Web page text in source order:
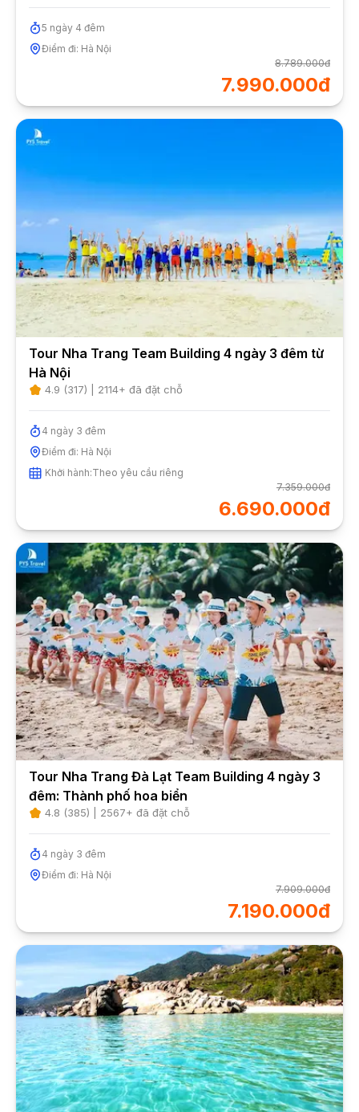
5 ngày 4 đêm
Điểm đi: Hà Nội
8.789.000đ
7.990.000đ
Tour Nha Trang Team Building 4 ngày 3 đêm từ
Hà Nội
4.9 (317) | 2114+ đã đặt chỗ
4 ngày 3 đêm
Điểm đi: Hà Nội
Khởi hành:Theo yêu cầu riêng
7.359.000đ
6.690.000đ
Tour Nha Trang Đà Lạt Team Building 4 ngày 3
đêm: Thành phố hoa biển
4.8 (385) | 2567+ đã đặt chỗ
4 ngày 3 đêm
Điểm đi: Hà Nội
7.909.000đ
7.190.000đ